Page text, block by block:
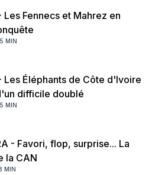
Les Fennecs et Mahrez en
5 MIN
Les Éléphants de Côte d'Ivoire
difficile doublé
5 MIN
- Favori, flop, surprise... La
la CAN
MIN